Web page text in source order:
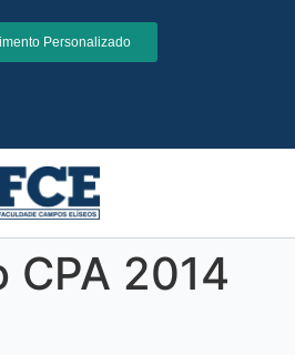
Personalizado
CPA 2014